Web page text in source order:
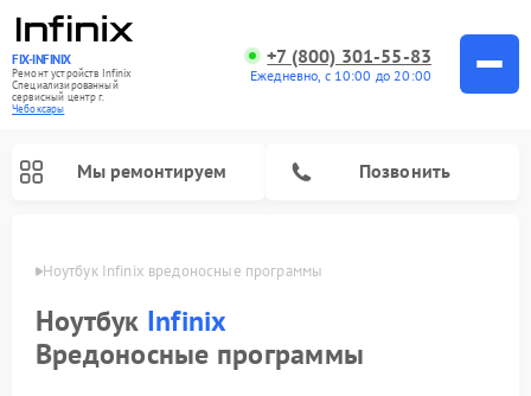
FIX-INFINIX
Ремонт устройств Infinix
Специализированный
cервисный центр г.
Чебоксары
+7 (800) 301-55-83
Ежедневно, с 10:00 до 20:00
Мы ремонтируем Позвонить
Ноутбук Infinix вредоносные программы
Ноутбук Infinix
Вредоносные программы